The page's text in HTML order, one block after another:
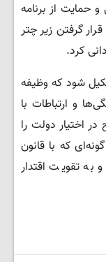
حمایت از برنامه
گرفتن زیر چتر
کرد.
شود که وظیفه
و ارتباطات با
اختیار دولت را
که با قانون
تقویت اقتدار